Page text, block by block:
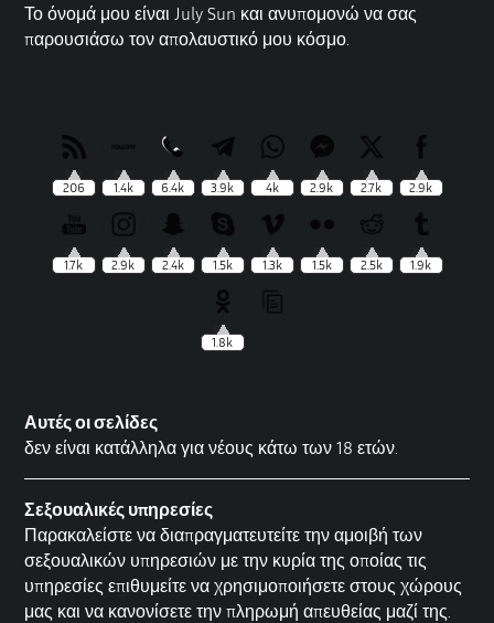
206 1.4k 6.4k 3.9k 4k 2.9k 2.7k 2.9k
1.7k 2.9k 2.4k 1.5k 1.3k 1.5k 2.5k 1.9k
1.8k
Το όνομά μου είναι July Sun και ανυπομονώ να σας
παρουσιάσω τον απολαυστικό μου κόσμο.
Αυτές οι σελίδες
δεν είναι κατάλληλα για νέους κάτω των 18 ετών.
Σεξουαλικές υπηρεσίες
Παρακαλείστε να διαπραγματευτείτε την αμοιβή των
σεξουαλικών υπηρεσιών με την κυρία της οποίας τις
υπηρεσίες επιθυμείτε να χρησιμοποιήσετε στους χώρους
μας και να κανονίσετε την πληρωμή απευθείας μαζί της.